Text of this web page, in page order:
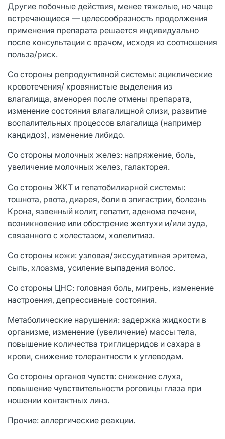
Другие побочные действия, менее тяжелые, но чаще
встречающиеся — целесообразность продолжения
применения препарата решается индивидуально
после консультации с врачом, исходя из соотношения
польза/риск.
Со стороны репродуктивной системы: ациклические
кровотечения/ кровянистые выделения из
влагалища, аменорея после отмены препарата,
изменение состояния влагалищной слизи, развитие
воспалительных процессов влагалища (например
кандидоз), изменение либидо.
Со стороны молочных желез: напряжение, боль,
увеличение молочных желез, галакторея.
Со стороны ЖКТ и гепатобилиарной системы:
тошнота, рвота, диарея, боли в эпигастрии, болезнь
Крона, язвенный колит, гепатит, аденома печени,
возникновение или обострение желтухи и/или зуда,
связанного с холестазом, холелитиаз.
Со стороны кожи: узловая/экссудативная эритема,
сыпь, хлоазма, усиление выпадения волос.
Со стороны ЦНС: головная боль, мигрень, изменение
настроения, депрессивные состояния.
Метаболические нарушения: задержка жидкости в
организме, изменение (увеличение) массы тела,
повышение количества триглицеридов и сахара в
крови, снижение толерантности к углеводам.
Со стороны органов чувств: снижение слуха,
повышение чувствительности роговицы глаза при
ношении контактных линз.
Прочие: аллергические реакции.